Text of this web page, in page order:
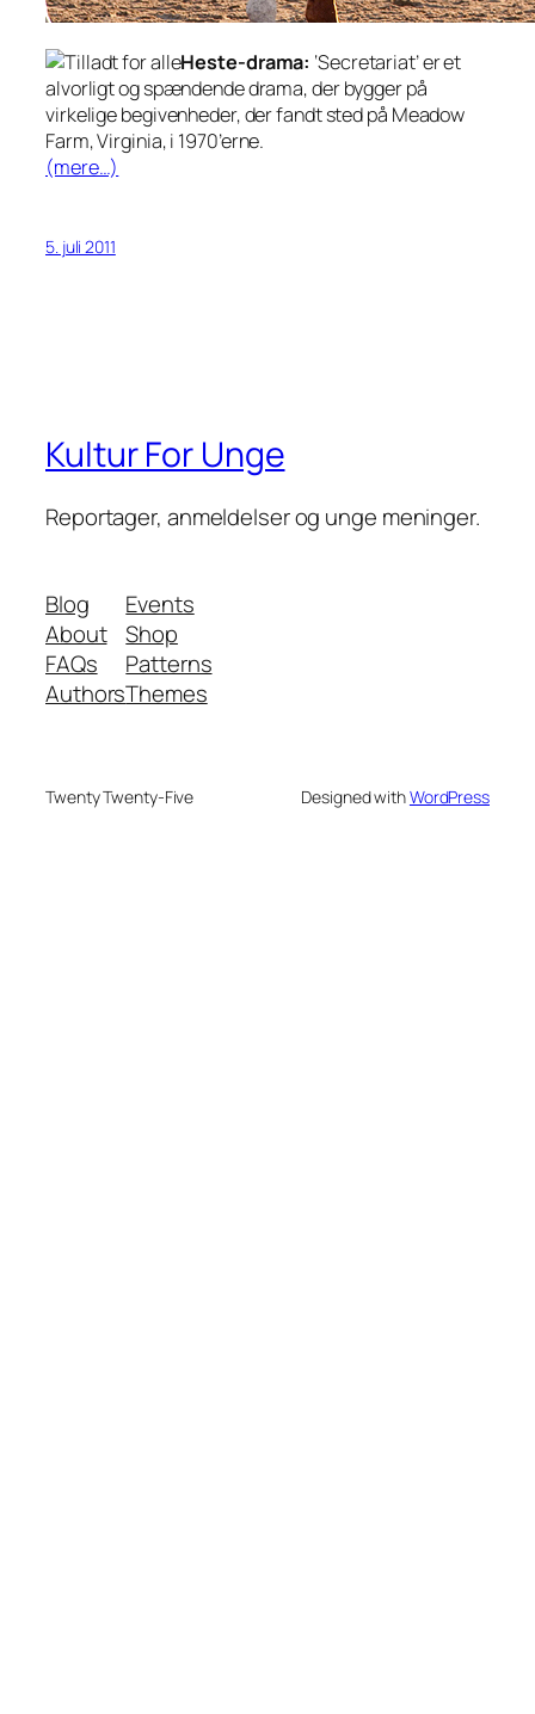
Heste-drama: ‘Secretariat’ er et
alvorligt og spændende drama, der bygger på
virkelige begivenheder, der fandt sted på Meadow
Farm, Virginia, i 1970’erne.
(mere…)
5. juli 2011
Kultur For Unge
Reportager, anmeldelser og unge meninger.
Blog
About
FAQs
Authors
Events
Shop
Patterns
Themes
Twenty Twenty-Five Designed withWordPress